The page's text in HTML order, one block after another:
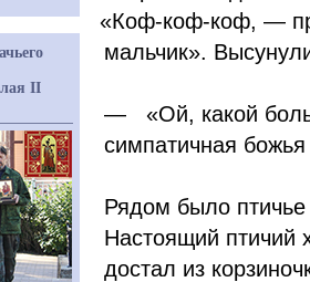
«Коф-коф-коф, —
мальчик».
— «Ой, какой
симпатичная божья
Рядом было
Настоящий птичий
достал из
II